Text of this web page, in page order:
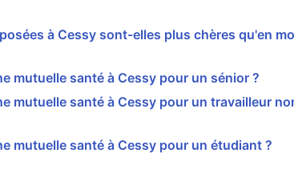
à Cessy sont-elles plus chères qu'en
mutuelle santé à Cessy pour un sénior ?
mutuelle santé à Cessy pour un travailleur
mutuelle santé à Cessy pour un étudiant ?